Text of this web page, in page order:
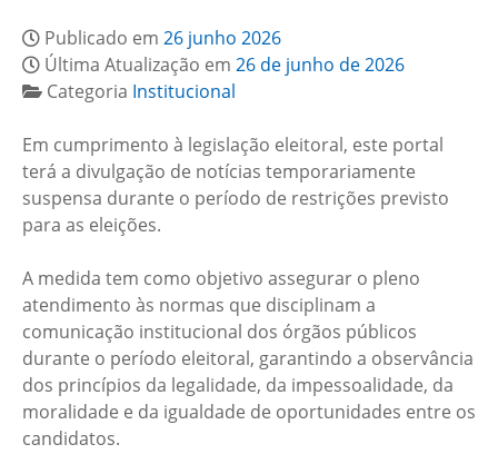
Publicado em 26 junho 2026
Última Atualização em 26 de junho de 2026
Categoria Institucional
Em cumprimento à legislação eleitoral, este portal
terá a divulgação de notícias temporariamente
suspensa durante o período de restrições previsto
para as eleições.
A medida tem como objetivo assegurar o pleno
atendimento às normas que disciplinam a
comunicação institucional dos órgãos públicos
durante o período eleitoral, garantindo a observância
dos princípios da legalidade, da impessoalidade, da
moralidade e da igualdade de oportunidades entre os
candidatos.